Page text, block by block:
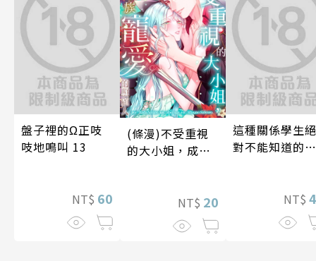
盤子裡的Ω正吱
吱地鳴叫 13
NT$ 60
(條漫)不受重視
的大小姐，成了
NT$ 20
這種關係學生絕
對不能知道的
兩人是甜蜜的現
在進行式～ 04
NT$